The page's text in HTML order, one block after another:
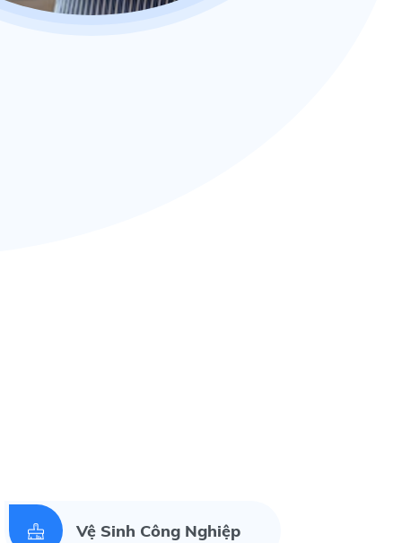
Vệ Sinh Công Nghiệp